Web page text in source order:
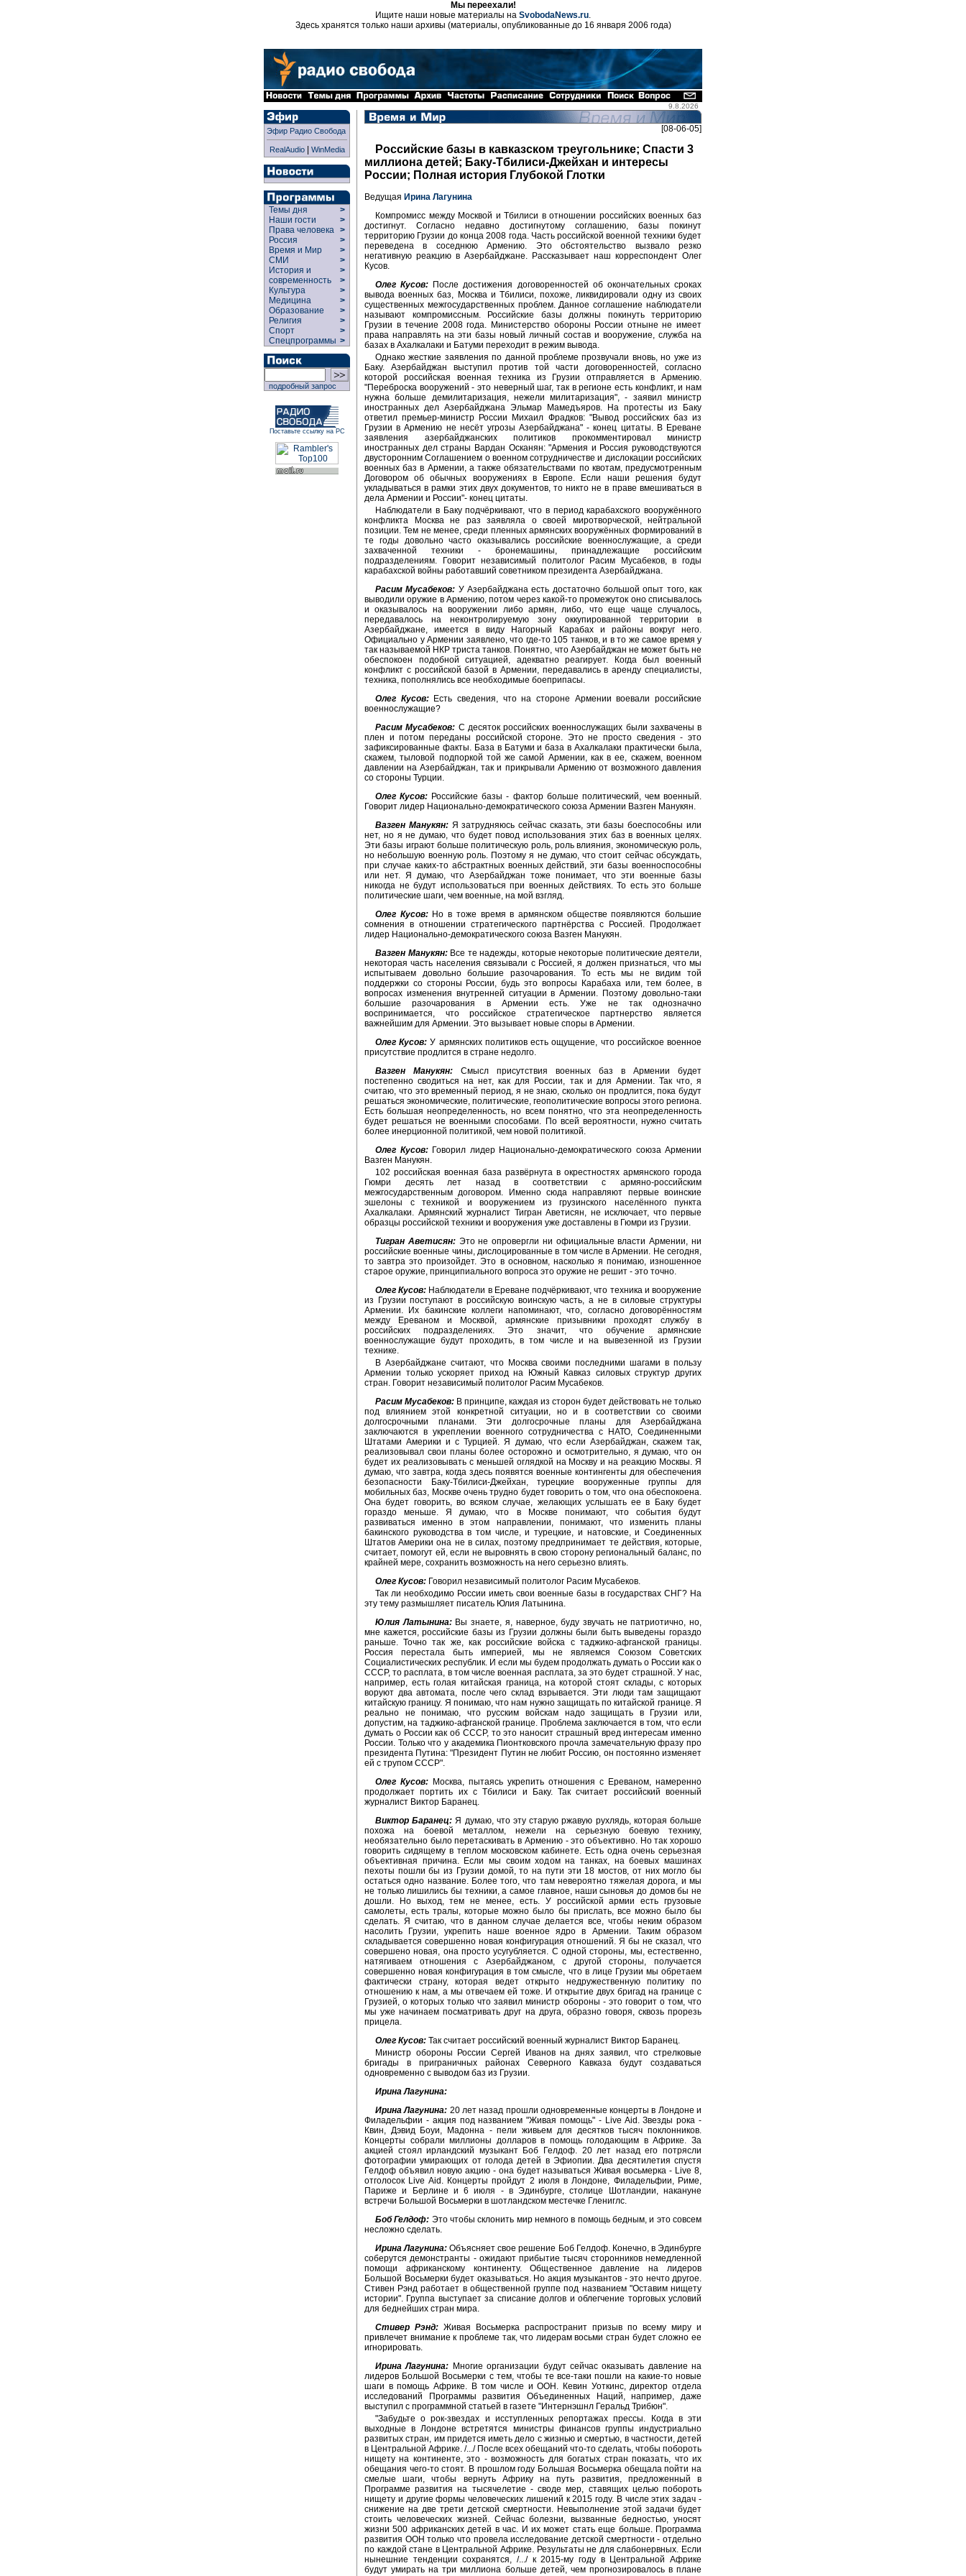
Мы переехали!
Ищите наши новые материалы на SvobodaNews.ru.
Здесь хранятся только наши архивы (материалы, опубликованные до 16 января 2006 года)
9.8.2026
Эфир Радио Свобода
RealAudio| WinMedia
Темы дня
>
Наши гости
>
Права человека >
Россия
>
Время и Мир
>
СМИ
>
История и
современность
>
>
Культура
>
Медицина
>
Образование
>
Религия
>
Спорт
>
Спецпрограммы >
подробный запрос
Поставьте ссылку на РС
[08-06-05]
Российские базы в кавказском треугольнике; Спасти 3
миллиона детей; Баку-Тбилиси-Джейхан и интересы
России; Полная история Глубокой Глотки
Ведущая Ирина Лагунина
Компромисс между Москвой и Тбилиси в отношении российских военных баз
достигнут. Согласно недавно достигнутому соглашению, базы покинут
территорию Грузии до конца 2008 года. Часть российской военной техники будет
переведена в соседнюю Армению. Это обстоятельство вызвало резко
негативную реакцию в Азербайджане. Рассказывает наш корреспондент Олег
Кусов.
Олег Кусов: После достижения договоренностей об окончательных сроках
вывода военных баз, Москва и Тбилиси, похоже, ликвидировали одну из своих
существенных межгосударственных проблем. Данное соглашение наблюдатели
называют компромиссным. Российские базы должны покинуть территорию
Грузии в течение 2008 года. Министерство обороны России отныне не имеет
права направлять на эти базы новый личный состав и вооружение, служба на
базах в Ахалкалаки и Батуми переходит в режим вывода.
Однако жесткие заявления по данной проблеме прозвучали вновь, но уже из
Баку. Азербайджан выступил против той части договоренностей, согласно
которой российская военная техника из Грузии отправляется в Армению.
"Переброска вооружений - это неверный шаг, так в регионе есть конфликт, и нам
нужна больше демилитаризация, нежели милитаризация", - заявил министр
иностранных дел Азербайджана Эльмар Мамедъяров. На протесты из Баку
ответил премьер-министр России Михаил Фрадков: "Вывод российских баз из
Грузии в Армению не несёт угрозы Азербайджана" - конец цитаты. В Ереване
заявления азербайджанских политиков прокомментировал министр
иностранных дел страны Вардан Осканян: "Армения и Россия руководствуются
двусторонним Соглашением о военном сотрудничестве и дислокации российских
военных баз в Армении, а также обязательствами по квотам, предусмотренным
Договором об обычных вооружениях в Европе. Если наши решения будут
укладываться в рамки этих двух документов, то никто не в праве вмешиваться в
дела Армении и России"- конец цитаты.
Наблюдатели в Баку подчёркивают, что в период карабахского вооружённого
конфликта Москва не раз заявляла о своей миротворческой, нейтральной
позиции. Тем не менее, среди пленных армянских вооружённых формирований в
те годы довольно часто оказывались российские военнослужащие, а среди
захваченной техники - бронемашины, принадлежащие российским
подразделениям. Говорит независимый политолог Расим Мусабеков, в годы
карабахской войны работавший советником президента Азербайджана.
Расим Мусабеков: У Азербайджана есть достаточно большой опыт того, как
выводили оружие в Армению, потом через какой-то промежуток оно списывалось
и оказывалось на вооружении либо армян, либо, что еще чаще случалось,
передавалось на неконтролируемую зону оккупированной территории в
Азербайджане, имеется в виду Нагорный Карабах и районы вокруг него.
Официально у Армении заявлено, что где-то 105 танков, и в то же самое время у
так называемой НКР триста танков. Понятно, что Азербайджан не может быть не
обеспокоен подобной ситуацией, адекватно реагирует. Когда был военный
конфликт с российской базой в Армении, передавались в аренду специалисты,
техника, пополнялись все необходимые боеприпасы.
Олег Кусов:Есть сведения, что на стороне Армении воевали российские
военнослужащие?
Расим Мусабеков: С десяток российских военнослужащих были захвачены в
плен и потом переданы российской стороне. Это не просто сведения - это
зафиксированные факты. База в Батуми и база в Ахалкалаки практически была,
скажем, тыловой подпоркой той же самой Армении, как в ее, скажем, военном
давлении на Азербайджан, так и прикрывали Армению от возможного давления
со стороны Турции.
Олег Кусов: Российские базы - фактор больше политический, чем военный.
Говорит лидер Национально-демократического союза Армении Вазген Манукян.
Вазген Манукян:Я затрудняюсь сейчас сказать, эти базы боеспособны или
нет, но я не думаю, что будет повод использования этих баз в военных целях.
Эти базы играют больше политическую роль, роль влияния, экономическую роль,
но небольшую военную роль. Поэтому я не думаю, что стоит сейчас обсуждать,
при случае каких-то абстрактных военных действий, эти базы военноспособны
или нет. Я думаю, что Азербайджан тоже понимает, что эти военные базы
никогда не будут использоваться при военных действиях. То есть это больше
политические шаги, чем военные, на мой взгляд.
Олег Кусов:Но в тоже время в армянском обществе появляются большие
сомнения в отношении стратегического партнёрства с Россией. Продолжает
лидер Национально-демократического союза Вазген Манукян.
Вазген Манукян:Все те надежды, которые некоторые политические деятели,
некоторая часть населения связывали с Россией, я должен признаться, что мы
испытываем довольно большие разочарования. То есть мы не видим той
поддержки со стороны России, будь это вопросы Карабаха или, тем более, в
вопросах изменения внутренней ситуации в Армении. Поэтому довольно-таки
большие разочарования в Армении есть. Уже не так однозначно
воспринимается, что российское стратегическое партнерство является
важнейшим для Армении. Это вызывает новые споры в Армении.
Олег Кусов: У армянских политиков есть ощущение, что российское военное
присутствие продлится в стране недолго.
Вазген Манукян: Смысл присутствия военных баз в Армении будет
постепенно сводиться на нет, как для России, так и для Армении. Так что, я
считаю, что это временный период, я не знаю, сколько он продлится, пока будут
решаться экономические, политические, геополитические вопросы этого региона.
Есть большая неопределенность, но всем понятно, что эта неопределенность
будет решаться не военными способами. По всей вероятности, нужно считать
более инерционной политикой, чем новой политикой.
Олег Кусов:Говорил лидер Национально-демократического союза Армении
Вазген Манукян.
102 российская военная база развёрнута в окрестностях армянского города
Гюмри десять лет назад в соответствии с армяно-российским
межгосударственным договором. Именно сюда направляют первые воинские
эшелоны с техникой и вооружением из грузинского населённого пункта
Ахалкалаки. Армянский журналист Тигран Аветисян, не исключает, что первые
образцы российской техники и вооружения уже доставлены в Гюмри из Грузии.
Тигран Аветисян:Это не опровергли ни официальные власти Армении, ни
российские военные чины, дислоцированные в том числе в Армении. Не сегодня,
то завтра это произойдет. Это в основном, насколько я понимаю, изношенное
старое оружие, принципиального вопроса это оружие не решит - это точно.
Олег Кусов: Наблюдатели в Ереване подчёркивают, что техника и вооружение
из Грузии поступают в российскую воинскую часть, а не в силовые структуры
Армении. Их бакинские коллеги напоминают, что, согласно договорённостям
между Ереваном и Москвой, армянские призывники проходят службу в
российских подразделениях. Это значит, что обучение армянские
военнослужащие будут проходить, в том числе и на вывезенной из Грузии
технике.
В Азербайджане считают, что Москва своими последними шагами в пользу
Армении только ускоряет приход на Южный Кавказ силовых структур других
стран. Говорит независимый политолог Расим Мусабеков.
Расим Мусабеков: В принципе, каждая из сторон будет действовать не только
под влиянием этой конкретной ситуации, но и в соответствии со своими
долгосрочными планами. Эти долгосрочные планы для Азербайджана
заключаются в укреплении военного сотрудничества с НАТО, Соединенными
Штатами Америки и с Турцией. Я думаю, что если Азербайджан, скажем так,
реализовывал свои планы более осторожно и осмотрительно, я думаю, что он
будет их реализовывать с меньшей оглядкой на Москву и на реакцию Москвы. Я
думаю, что завтра, когда здесь появятся военные контингенты для обеспечения
безопасности Баку-Тбилиси-Джейхан, турецкие вооруженные группы для
мобильных баз, Москве очень трудно будет говорить о том, что она обеспокоена.
Она будет говорить, во всяком случае, желающих услышать ее в Баку будет
гораздо меньше. Я думаю, что в Москве понимают, что события будут
развиваться именно в этом направлении, понимают, что изменить планы
бакинского руководства в том числе, и турецкие, и натовские, и Соединенных
Штатов Америки она не в силах, поэтому предпринимает те действия, которые,
считает, помогут ей, если не выровнять в свою сторону региональный баланс, по
крайней мере, сохранить возможность на него серьезно влиять.
Олег Кусов: Говорил независимый политолог Расим Мусабеков.
Так ли необходимо России иметь свои военные базы в государствах СНГ? На
эту тему размышляет писатель Юлия Латынина.
Юлия Латынина:Вы знаете, я, наверное, буду звучать не патриотично, но,
мне кажется, российские базы из Грузии должны были быть выведены гораздо
раньше. Точно так же, как российские войска с таджико-афганской границы.
Россия перестала быть империей, мы не являемся Союзом Советских
Социалистических республик. И если мы будем продолжать думать о России как о
СССР, то расплата, в том числе военная расплата, за это будет страшной. У нас,
например, есть голая китайская граница, на которой стоят склады, с которых
воруют два автомата, после чего склад взрывается. Эти люди там защищают
китайскую границу. Я понимаю, что нам нужно защищать по китайской границе. Я
реально не понимаю, что русским войскам надо защищать в Грузии или,
допустим, на таджико-афганской границе. Проблема заключается в том, что если
думать о России как об СССР, то это наносит страшный вред интересам именно
России. Только что у академика Пионтковского прочла замечательную фразу про
президента Путина: "Президент Путин не любит Россию, он постоянно изменяет
ей с трупом СССР".
Олег Кусов: Москва, пытаясь укрепить отношения с Ереваном, намеренно
продолжает портить их с Тбилиси и Баку. Так считает российский военный
журналист Виктор Баранец.
Виктор Баранец: Я думаю, что эту старую ржавую рухлядь, которая больше
похожа на боевой металлом, нежели на серьезную боевую технику,
необязательно было перетаскивать в Армению - это объективно. Но так хорошо
говорить сидящему в теплом московском кабинете. Есть одна очень серьезная
объективная причина. Если мы своим ходом на танках, на боевых машинах
пехоты пошли бы из Грузии домой, то на пути эти 18 мостов, от них могло бы
остаться одно название. Более того, что там невероятно тяжелая дорога, и мы
не только лишились бы техники, а самое главное, наши сыновья до домов бы не
дошли. Но выход, тем не менее, есть. У российской армии есть грузовые
самолеты, есть тралы, которые можно было бы прислать, все можно было бы
сделать. Я считаю, что в данном случае делается все, чтобы неким образом
насолить Грузии, укрепить наше военное ядро в Армении. Таким образом
складывается совершенно новая конфигурация отношений. Я бы не сказал, что
совершено новая, она просто усугубляется. С одной стороны, мы, естественно,
натягиваем отношения с Азербайджаном, с другой стороны, получается
совершенно новая конфигурация в том смысле, что в лице Грузии мы обретаем
фактически страну, которая ведет открыто недружественную политику по
отношению к нам, а мы отвечаем ей тоже. И открытие двух бригад на границе с
Грузией, о которых только что заявил министр обороны - это говорит о том, что
мы уже начинаем посматривать друг на друга, образно говоря, сквозь прорезь
прицела.
Олег Кусов: Так считает российский военный журналист Виктор Баранец.
Министр обороны России Сергей Иванов на днях заявил, что стрелковые
бригады в приграничных районах Северного Кавказа будут создаваться
одновременно с выводом баз из Грузии.
Ирина Лагунина:
Ирина Лагунина: 20 лет назад прошли одновременные концерты в Лондоне и
Филадельфии - акция под названием "Живая помощь" - Live Aid. Звезды рока -
Квин, Дэвид Боуи, Мадонна - пели живьем для десятков тысяч поклонников.
Концерты собрали миллионы долларов в помощь голодающим в Африке. За
акцией стоял ирландский музыкант Боб Гелдоф. 20 лет назад его потрясли
фотографии умирающих от голода детей в Эфиопии. Два десятилетия спустя
Гелдоф объявил новую акцию - она будет называться Живая восьмерка - Live 8,
отголосок Live Aid. Концерты пройдут 2 июля в Лондоне, Филадельфии, Риме,
Париже и Берлине и 6 июля - в Эдинбурге, столице Шотландии, накануне
встречи Большой Восьмерки в шотландском местечке Глениглс.
Боб Гелдоф: Это чтобы склонить мир немного в помощь бедным, и это совсем
несложно сделать.
Ирина Лагунина: Объясняет свое решение Боб Гелдоф. Конечно, в Эдинбурге
соберутся демонстранты - ожидают прибытие тысяч сторонников немедленной
помощи африканскому континенту. Общественное давление на лидеров
Большой Восьмерки будет оказываться. Но акция музыкантов - это нечто другое.
Стивен Рэнд работает в общественной группе под названием "Оставим нищету
истории". Группа выступает за списание долгов и облегчение торговых условий
для беднейших стран мира.
Стивер Рэнд: Живая Восьмерка распространит призыв по всему миру и
привлечет внимание к проблеме так, что лидерам восьми стран будет сложно ее
игнорировать.
Ирина Лагунина: Многие организации будут сейчас оказывать давление на
лидеров Большой Восьмерки с тем, чтобы те все-таки пошли на какие-то новые
шаги в помощь Африке. В том числе и ООН. Кевин Уоткинс, директор отдела
исследований Программы развития Объединенных Наций, например, даже
выступил с программной статьей в газете "Интернэшнл Геральд Трибюн".
"Забудьте о рок-звездах и исступленных репортажах прессы. Когда в эти
выходные в Лондоне встретятся министры финансов группы индустриально
развитых стран, им придется иметь дело с жизнью и смертью, в частности, детей
в Центральной Африке. /.../ После всех обещаний что-то сделать, чтобы побороть
нищету на континенте, это - возможность для богатых стран показать, что их
обещания чего-то стоят. В прошлом году Большая Восьмерка обещала пойти на
смелые шаги, чтобы вернуть Африку на путь развития, предложенный в
Программе развития на тысячелетие - своде мер, ставящих целью побороть
нищету и другие формы человеческих лишений к 2015 году. В числе этих задач -
снижение на две трети детской смертности. Невыполнение этой задачи будет
стоить человеческих жизней. Сейчас болезни, вызванные бедностью, уносят
жизни 500 африканских детей в час. И их может стать еще больше. Программа
развития ООН только что провела исследование детской смертности - отдельно
по каждой стане в Центральной Африке. Результаты не для слабонервных. Если
нынешние тенденции сохранятся, /.../ к 2015-му году в Центральной Африке
будут умирать на три миллиона больше детей, чем прогнозировалось в плане